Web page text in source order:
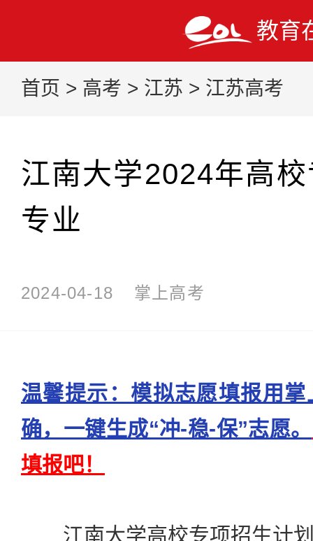
教育
首页 > 高考 > 江苏 > 江苏高考
江南大学2024年高
专业
2024-04-18 掌上高考
温馨提示：模拟志愿填报用
确，一键生成“冲-稳-保”志愿。
填报吧！
江南大学高校专项招生计划